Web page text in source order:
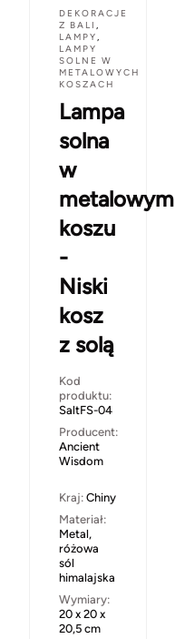
DEKORACJE
Z BALI ,
LAMPY,
LAMPY
SOLNE W
METALOWYCH
KOSZACH
Lampa
solna
w
metalowym
koszu
-
Niski
kosz
z solą
Kod
produktu:
SaltFS-04
Producent:
Ancient
Wisdom
Kraj: Chiny
Materiał:
Metal,
różowa
sól
himalajska
Wymiary:
20 x 20 x
20,5 cm